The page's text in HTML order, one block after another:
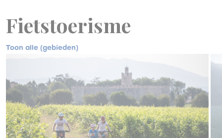
Fietstoerisme
Toon alle (gebieden)